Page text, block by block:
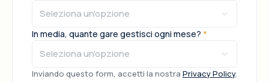
Seleziona un'opzione
In media, quante gare gestisci ogni mese? *
Seleziona un'opzione
Inviando questo form, accetti la nostra Privacy Policy.